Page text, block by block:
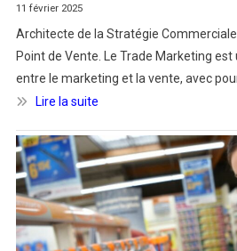
11 février 2025
Architecte de la Stratégie
Point de Vente. Le Trade Marketing
entre le marketing et la vente, avec
Lire la suite:
Métier
de
Trade
Marketing